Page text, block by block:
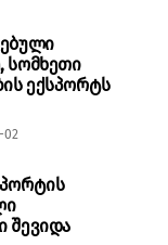
სომხეთი
ექსპორტს
02
შევიდა